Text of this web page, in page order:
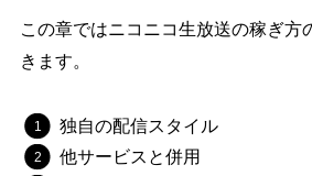
この章ではニコニコ生放送の稼ぎ方
きます。
独自の配信スタイル
他サービスと併用